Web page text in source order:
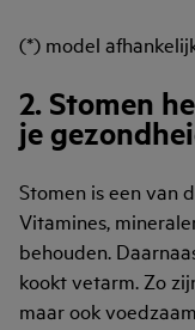
(*) model
2. Stomen
je
Stomen is een van
Vitamines,
behouden.
kookt vetarm. Zo
maar ook voedzaam.